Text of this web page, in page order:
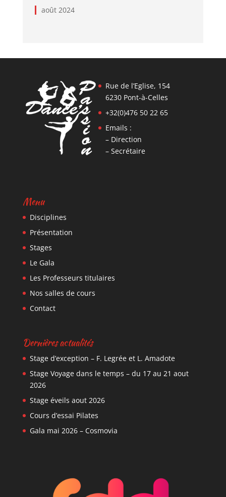
août 2024
Rue de l’Eglise, 154
6230 Pont-à-Celles
+32(0)476 50 22 65
Emails :
– Direction
– Secrétaire
Menu
Disciplines
Présentation
Stages
Le Gala
Les Professeurs titulaires
Nos salles de cours
Contact
Dernières actualités
Stage d’exception – F. Legrée et L. Amadote
Stage Voyage dans le temps – du 17 au 21 aout
2026
Stage éveils aout 2026
Cours d’essai Pilates
Gala mai 2026 – Cosmovia